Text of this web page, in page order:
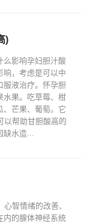
)
么影响孕妇胆汁酸
响，考虑是可以中
服液治疗。怀孕胆
水果。吃草莓、柑
、芒果、葡萄。它
以帮助甘胆酸高的
缺水造...
智情绪的改善、
内的腺体神经系统